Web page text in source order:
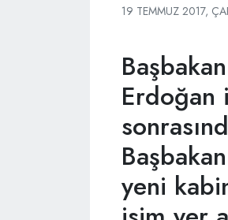
19 TEMMUZ 2017,
yeni